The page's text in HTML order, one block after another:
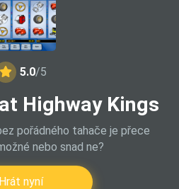
5.0/5
Highway Kings
pořádného tahače je přece
nebo snad ne?
Hrát nyní